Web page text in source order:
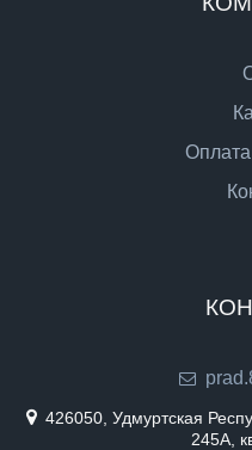
Оплата
426050, Удмуртская
245А,